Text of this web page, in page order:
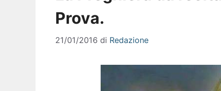
Prova.
21/01/2016 di Redazione